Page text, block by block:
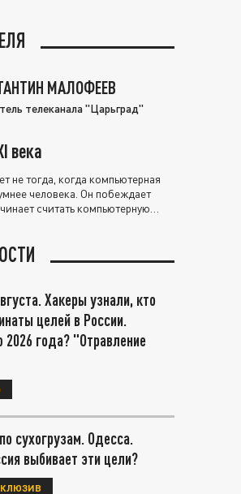
МАЛОФЕЕВ
телеканала "Царьград"
века
не тогда, когда компьютерная
человека. Он побеждает
считать компьютерную
Хакеры узнали, кто
целей в России.
года? "Отравление
сухогрузам. Одесса.
выбивает эти цели?